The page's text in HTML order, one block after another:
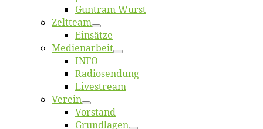
Gun­tram Wurst
Zelt­team
Ein­sät­ze
Me­di­en­ar­beit
INFO
Ra­dio­sen­dung
Live­stream
Ver­ein
Vor­stand
Grund­la­gen